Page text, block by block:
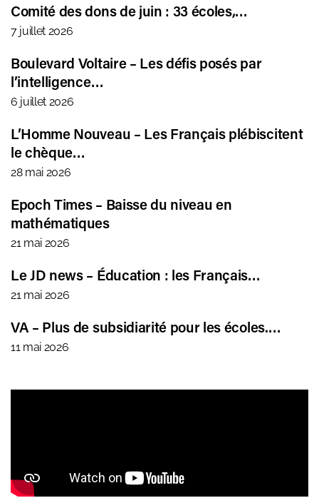
Comité des dons de juin : 33 écoles,…
7 juillet 2026
Boulevard Voltaire – Les défis posés par
l’intelligence…
6 juillet 2026
L’Homme Nouveau – Les Français plébiscitent
le chèque…
28 mai 2026
Epoch Times – Baisse du niveau en
mathématiques
21 mai 2026
Le JD news – Éducation : les Français…
21 mai 2026
VA – Plus de subsidiarité pour les écoles.…
11 mai 2026